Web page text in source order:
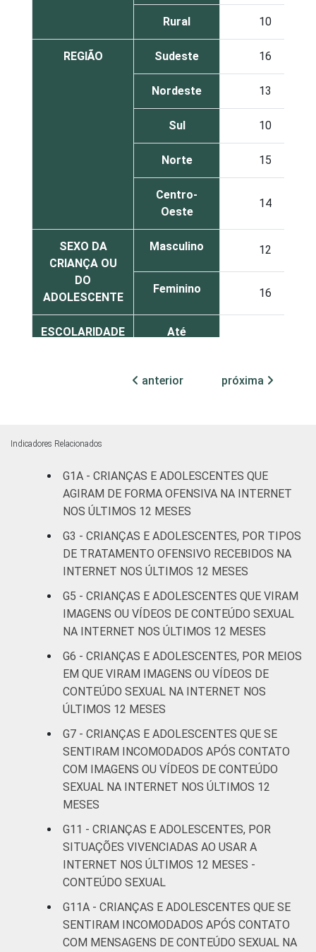
Rural 10
REGIÃO Sudeste 16
Nordeste 13
Sul 10
Norte 15
Centro-
Oeste
14
SEXO DA
CRIANÇA OU
DO
ADOLESCENTE
Masculino 12
Feminino 16
ESCOLARIDADE
Até
mais
FAIXA ETÁRIA
OU DO
ADOLESCENTE
De 9 a 10
De 11 a 12
anos
De 13 a 14
anos
20
De 15 a 17
anos
19
RENDA
FAMILIAR
Até 1 SM
Mais de 1
SM até 2 SM
13
Mais de 3
SM
Não tem
29
anterior próxima
Indicadores Relacionados
G1A - CRIANÇAS E ADOLESCENTES QUE
AGIRAM DE FORMA OFENSIVA NA INTERNET
NOS ÚLTIMOS 12 MESES
G3 - CRIANÇAS E ADOLESCENTES, POR TIPOS
DE TRATAMENTO OFENSIVO RECEBIDOS NA
INTERNET NOS ÚLTIMOS 12 MESES
G5 - CRIANÇAS E ADOLESCENTES QUE VIRAM
IMAGENS OU VÍDEOS DE CONTEÚDO SEXUAL
NA INTERNET NOS ÚLTIMOS 12 MESES
G6 - CRIANÇAS E ADOLESCENTES, POR MEIOS
EM QUE VIRAM IMAGENS OU VÍDEOS DE
CONTEÚDO SEXUAL NA INTERNET NOS
ÚLTIMOS 12 MESES
G7 - CRIANÇAS E ADOLESCENTES QUE SE
SENTIRAM INCOMODADOS APÓS CONTATO
COM IMAGENS OU VÍDEOS DE CONTEÚDO
SEXUAL NA INTERNET NOS ÚLTIMOS 12
MESES
G11 - CRIANÇAS E ADOLESCENTES, POR
SITUAÇÕES VIVENCIADAS AO USAR A
INTERNET NOS ÚLTIMOS 12 MESES -
CONTEÚDO SEXUAL
G11A - CRIANÇAS E ADOLESCENTES QUE SE
SENTIRAM INCOMODADOS APÓS CONTATO
COM MENSAGENS DE CONTEÚDO SEXUAL NA